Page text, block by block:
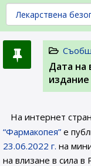
Датa на
На интернет
“Фармакопея” е
23.06.2022 г. на
на влизане в сила в